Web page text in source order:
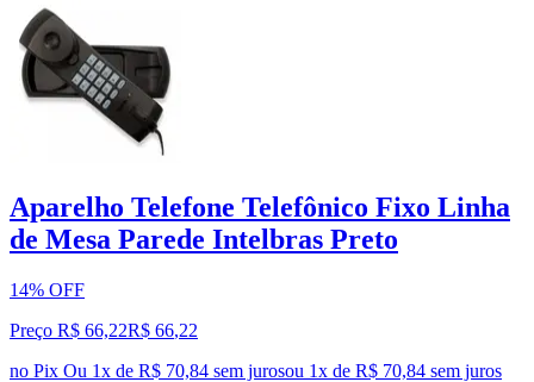
Aparelho Telefone Telefônico Fixo Linha
de Mesa Parede Intelbras Preto
14% OFF
Preço R$ 66,22R$ 66,22
no Pix Ou 1x de R$ 70,84 sem jurosou 1x de R$ 70,84 sem juros